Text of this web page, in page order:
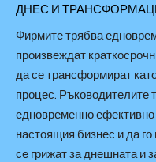
ДНЕС И
Фирмите трябва
произвеждат
да се трансформират
процес. Ръководителите
едновременно
настоящия бизнес и да
се грижат за днешната и